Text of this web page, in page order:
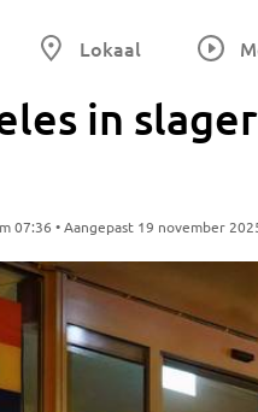
Lokaal
in
07:36 • Aangepast 19 november